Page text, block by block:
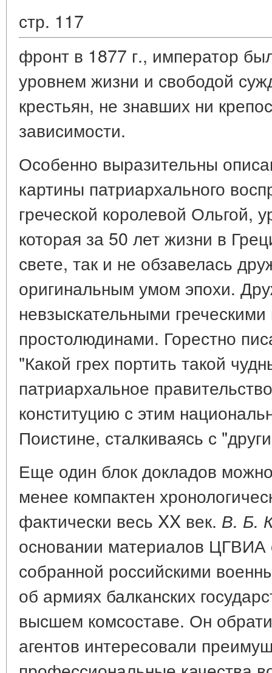
стр. 117
фронт в 1877 г., император
уровнем жизни и свободой
крестьян, не знавших ни
зависимости.
Особенно выразительны
картины патриархального
греческой королевой Ольгой,
которая за 50 лет жизни в
свете, так и не обзавелась
оригинальным умом эпохи.
невзыскательными
простолюдинами. Горестно
"Какой грех портить такой
патриархальное
конституцию с этим
Поистине, сталкиваясь с
Еще один блок докладов
менее компактен
фактически весь XX век. В. Б.
основании материалов ЦГВИА
собранной российскими
об армиях балканских
высшем комсоставе. Он
агентов интересовали